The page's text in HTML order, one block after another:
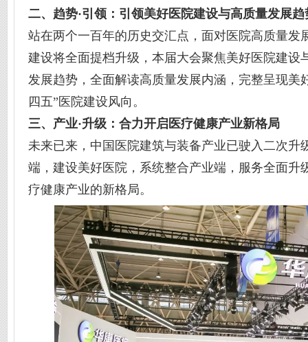
二、趋势·引领 ： 引领美好医院建设与高质量发展趋
站在两个一百年的历史交汇点，面对医院高质量发
建设将全面提档升级，本届大会聚焦美好医院建设
发展趋势，全面解读高质量发展内涵，完整呈现美
四五”医院建设风向。
三、产业·升级：合力开启医疗健康产业新格局
未来已来，中国医院建筑与装备产业已驶入二次升
端，建设美好医院，系统整合产业端，服务全面升
疗健康产业的新格局。